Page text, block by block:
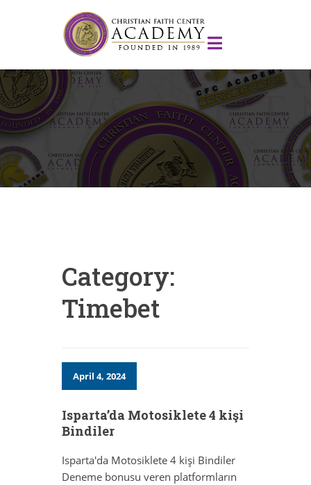
Category:
Timebet
April 4, 2024
Isparta’da Motosiklete 4 kişi
Bindiler
Isparta'da Motosiklete 4 kişi Bindiler
Deneme bonusu veren platformların